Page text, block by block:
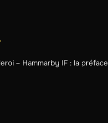
– Hammarby IF : la préface